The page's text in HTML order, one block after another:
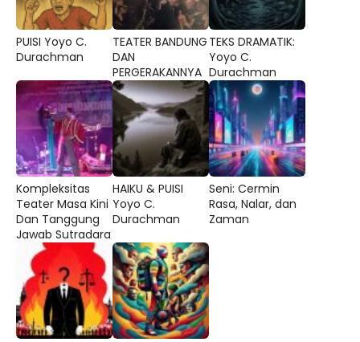
PUISI Yoyo C.
Durachman
TEATER BANDUNG
DAN
PERGERAKANNYA
TEKS DRAMATIK:
Yoyo C.
Durachman
Kompleksitas
Teater Masa Kini
Dan Tanggung
Jawab Sutradara
HAIKU & PUISI
Yoyo C.
Durachman
Seni: Cermin
Rasa, Nalar, dan
Zaman